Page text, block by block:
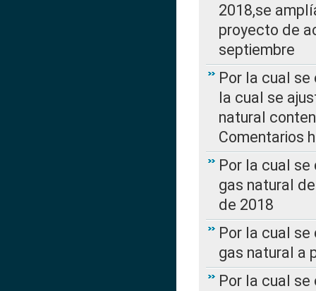
2018,se
proyecto de
septiembre
Por la cual se
la cual se
natural
Comentarios
Por la cual
gas natural
de 2018
Por la cual
gas natural a
Por la cual